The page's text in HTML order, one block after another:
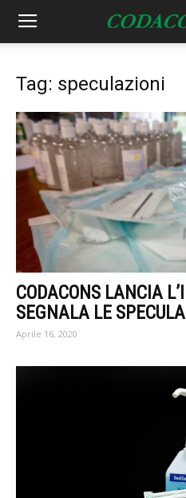
Tag: speculazioni
CODACONS LANCIA
SEGNALA LE
Aprile 16, 2020